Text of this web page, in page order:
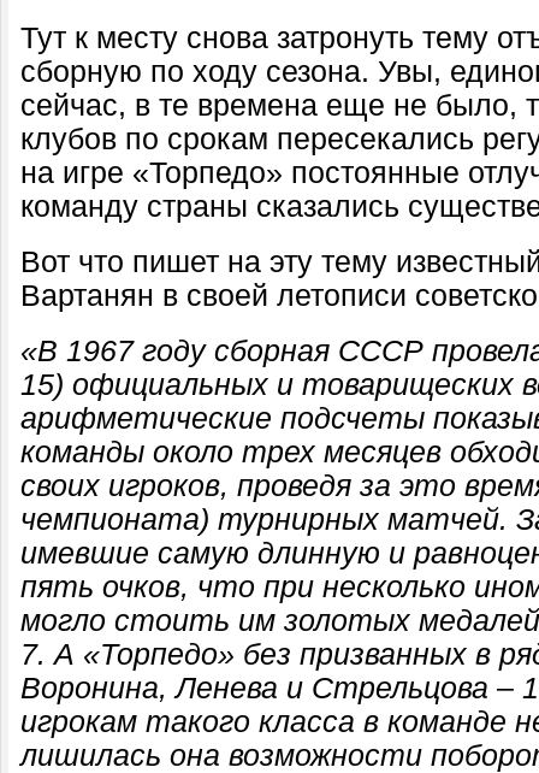
Тут к месту снова затронуть тему
сборную по ходу сезона. Увы,
сейчас, в те времена еще не было,
клубов по срокам пересекались
на игре «Торпедо» постоянные
команду страны сказались
Вот что пишет на эту тему
Вартанян в своей летописи
«В 1967 году сборная СССР
15) официальных и товарищеских
арифметические подсчеты
команды около трех месяцев
своих игроков, проведя за это
чемпионата) турнирных матчей.
имевшие самую длинную и
пять очков, что при несколько
могло стоить им золотых
7. А «Торпедо» без призванных в
Воронина, Ленева и Стрельцова –
игрокам такого класса в команде
лишилась она возможности